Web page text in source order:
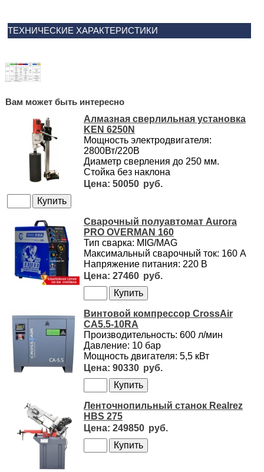
ТЕХНИЧЕСКИЕ ХАРАКТЕРИСТИКИ
Вам может быть интересно
Алмазная сверлильная установка
KEN 6250N
Мощность электродвигателя:
2800Вт/220В
Диаметр сверления до 250 мм.
Стойка без наклона
50050
Сварочный полуавтомат Aurora
PRO OVERMAN 160
Тип сварка: MIG/MAG
Максимальный сварочный ток: 160 А
Напряжение питания: 220 В
27460
Винтовой компрессор CrossAir
CA5.5-10RA
Производительность: 600 л/мин
Давление: 10 бар
Мощность двигателя: 5,5 кВт
90330
Ленточнопильный станок Realrez
HBS 275
249850